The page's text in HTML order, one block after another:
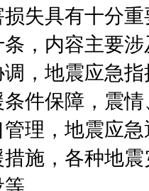
失具有十分
，内容主要
，地震应急
件保障，震
理，地震应
施，各种地
。